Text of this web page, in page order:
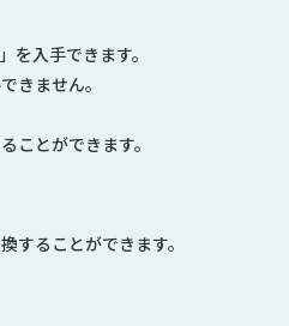
入手できます。
きません。
ことができます。
することができます。